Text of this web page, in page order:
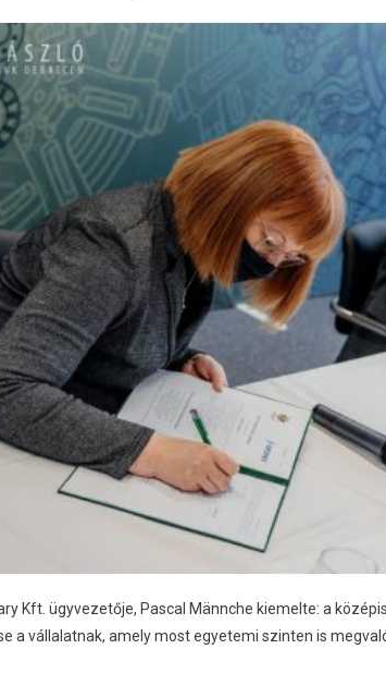
Kft. ügyvezetője, Pascal Männche kiemelte: a
a vállalatnak, amely most egyetemi szinten is